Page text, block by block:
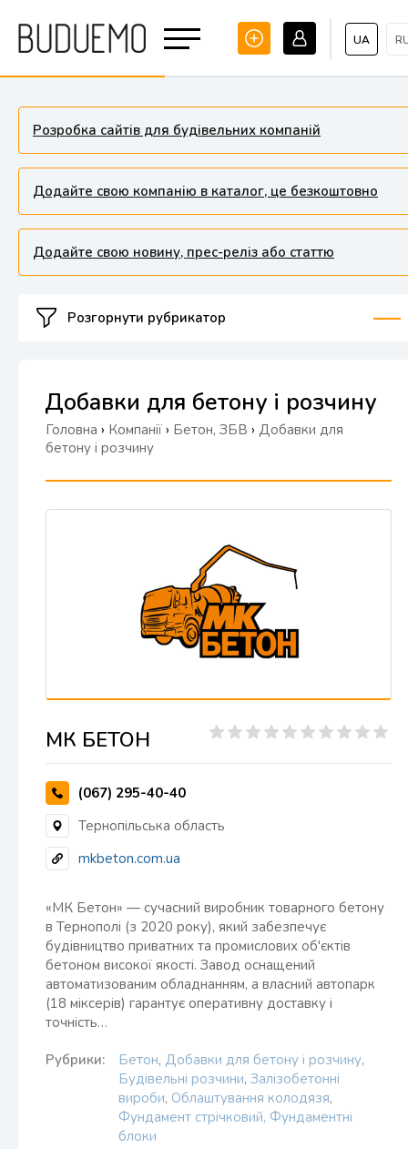
UA
Розробка сайтів для будівельних компаній
Додайте свою компанію в каталог, це безкоштовно
Додайте свою новину, прес-реліз або статтю
Розгорнути рубрикатор
Добавки для бетону і розчину
Головна › Компанії › Бетон, ЗБВ › Добавки для
бетону і розчину
МК БЕТОН
(067) 295-40-40
Тернопільська область
mkbeton.com.ua
«МК Бетон» — сучасний виробник товарного бетону
в Тернополі (з 2020 року), який забезпечує
будівництво приватних та промислових об'єктів
бетоном високої якості. Завод оснащений
автоматизованим обладнанням, а власний автопарк
(18 міксерів) гарантує оперативну доставку і
точність…
Рубрики: Бетон, Добавки для бетону і розчину,
Будівельні розчини, Залізобетонні
вироби, Облаштування колодязя,
Фундамент стрічковий, Фундаментні
блоки